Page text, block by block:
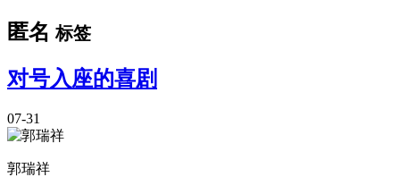
匿名标签
对号入座的喜剧
07-31
郭瑞祥